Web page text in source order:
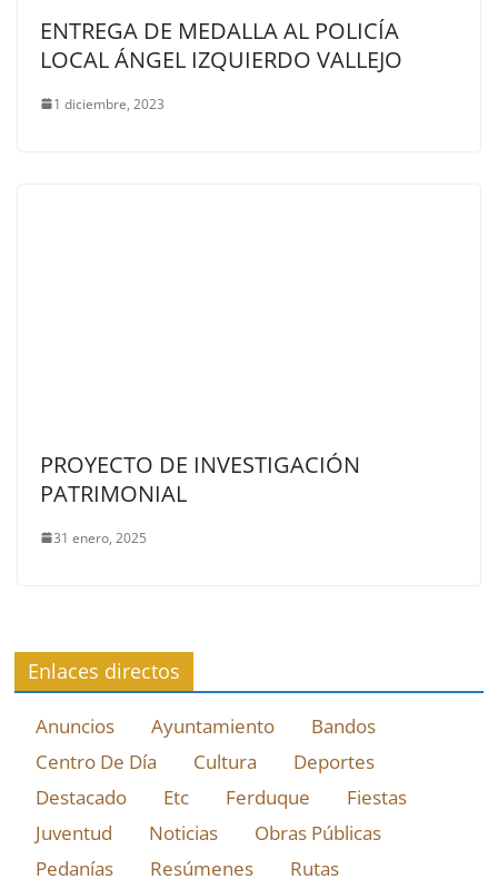
ENTREGA DE MEDALLA AL POLICÍA
LOCAL ÁNGEL IZQUIERDO VALLEJO
1 diciembre, 2023
PROYECTO DE INVESTIGACIÓN
PATRIMONIAL
31 enero, 2025
Enlaces directos
Anuncios Ayuntamiento
Bandos
Centro De Día
Cultura
Deportes
Destacado
Etc Ferduque
Fiestas
Juventud
Noticias
Obras Públicas
Pedanías
Resúmenes
Rutas